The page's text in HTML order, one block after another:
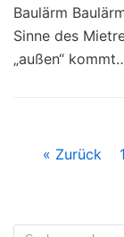
Baulärm
Sinne des
„außen“
« Zurück 1